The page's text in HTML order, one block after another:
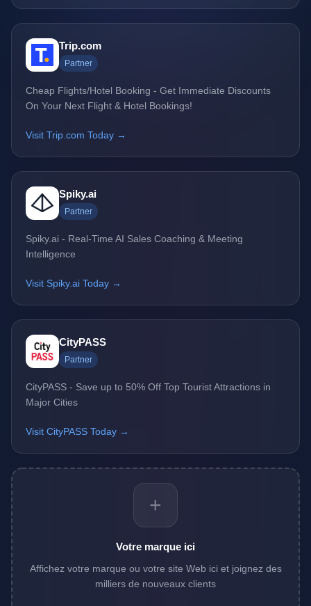
Trip.com
Partner
Cheap Flights/Hotel Booking - Get Immediate Discounts
On Your Next Flight & Hotel Bookings!
Visit Trip.com Today →
Spiky.ai
Partner
Spiky.ai - Real-Time AI Sales Coaching & Meeting
Intelligence
Visit Spiky.ai Today →
CityPASS
Partner
CityPASS - Save up to 50% Off Top Tourist Attractions in
Major Cities
Visit CityPASS Today →
+
Votre marque ici
Affichez votre marque ou votre site Web ici et joignez des
milliers de nouveaux clients